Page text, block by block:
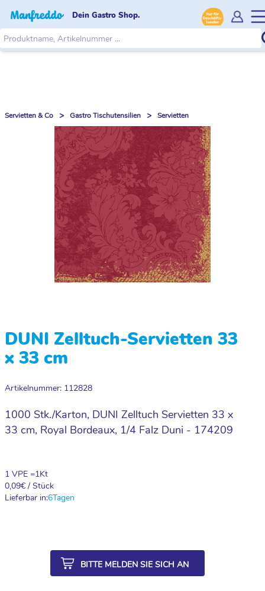
Dein Gastro Shop.
Servietten & Co > Gastro Tischutensilien > Servietten
DUNI Zelltuch-Servietten 33
x 33 cm
Artikelnummer: 112828
1000 Stk./Karton, DUNI Zelltuch Servietten 33 x
33 cm, Royal Bordeaux, 1/4 Falz Duni - 174209
1 VPE =1Kt
0,09€ / Stück
Lieferbar in:6Tagen
BITTE MELDEN SIE SICH AN